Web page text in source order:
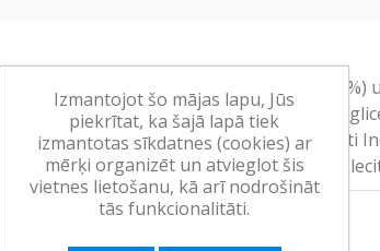
(4 %), zemesriekstu pastu (1,8 %)
Sastāvs: PIENA proteīni, mitrinātājs
sviests, pilnPIENA pulveris, grauzdēti
kakao, aromatizētāji, emulgators
Izmantojot šo mājas lapu, Jūs
piekrītat, ka šajā lapā tiek
izmantotas sīkdatnes (cookies) ar
mērķi organizēt un atvieglot šis
vietnes lietošanu, kā arī nodrošināt
tās funkcionalitāti.